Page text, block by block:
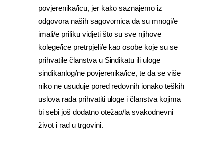
povjerenika/icu, jer kako saznajemo iz
odgovora naših sagovornica da su mnogi/e
imali/e priliku vidjeti što su sve njihove
kolege/ice pretrpjeli/e kao osobe koje su se
prihvatile članstva u Sindikatu ili uloge
sindikanlog/ne povjerenika/ice, te da se više
niko ne usuđuje pored redovnih ionako teških
uslova rada prihvatiti uloge i članstva kojima
bi sebi još dodatno otežao/la svakodnevni
život i rad u trgovini.